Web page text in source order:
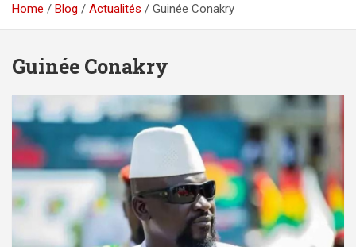
Home Blog Actualités Guinée Conakry
Guinée Conakry